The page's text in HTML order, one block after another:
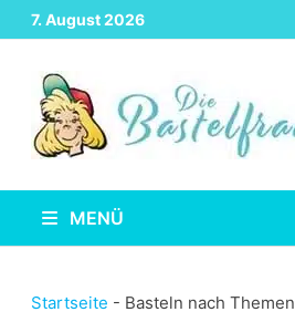
Zurück
zum
Inhalt
7. August 2026
MENÜ
Startseite - Basteln nach Themen